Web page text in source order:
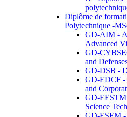
Diplôme de
Polytechnique -
GD-AIM -
Advanced
GD-
and
GD-DSB -
GD-EDCF -
and
GD-EESTM
Science